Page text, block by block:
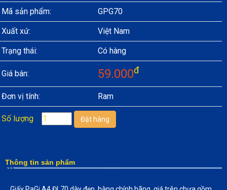
Mã sản phẩm: GPG70
Xuất xứ: Việt Nam
Trạng thái: Có hàng
Giá bán: 59.000đ
Đơn vị tính: Ram
Số lượng
Thông tin sản phẩm